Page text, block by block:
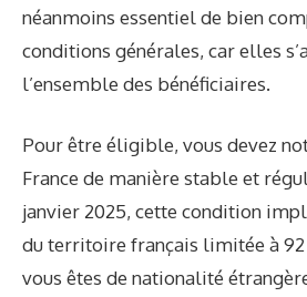
néanmoins essentiel de bien
conditions générales, car elles
l’ensemble des bénéficiaires.
Pour être éligible, vous devez
France de manière stable et
janvier 2025, cette condition
du territoire français limitée à 92
vous êtes de nationalité